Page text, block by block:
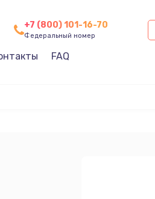
+7 (800) 101-16-70
Федеральный номер
FAQ